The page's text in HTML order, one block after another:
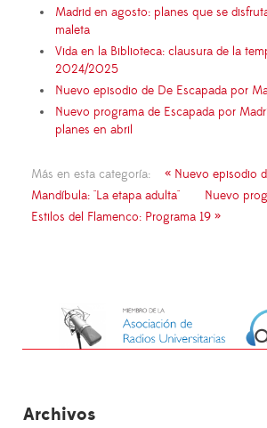
Madrid en agosto: planes que se
maleta
Vida en la Biblioteca: clausura de la
2024/2025
Nuevo episodio de De Escapada por
Nuevo programa de Escapada por
planes en abril
Más en esta categoría:
« Nuevo episodio
Mandíbula: "La etapa adulta"
Nuevo
Estilos del Flamenco: Programa 19 »
Archivos